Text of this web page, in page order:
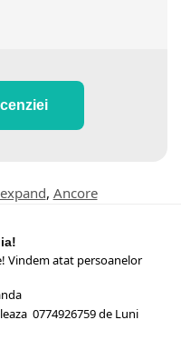
, Ancore
Vindem atat persoanelor
0774926759 de Luni